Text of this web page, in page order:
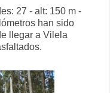
27 - alt: 150 m -
han sido
llegar a Vilela